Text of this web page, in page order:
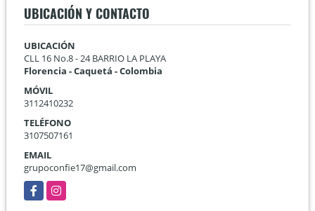
UBICACIÓN Y CONTACTO
UBICACIÓN
CLL 16 No.8 - 24 BARRIO LA PLAYA
Florencia - Caquetá - Colombia
MÓVIL
3112410232
TELÉFONO
3107507161
EMAIL
grupoconfie17@gmail.com
FacebookInstagram